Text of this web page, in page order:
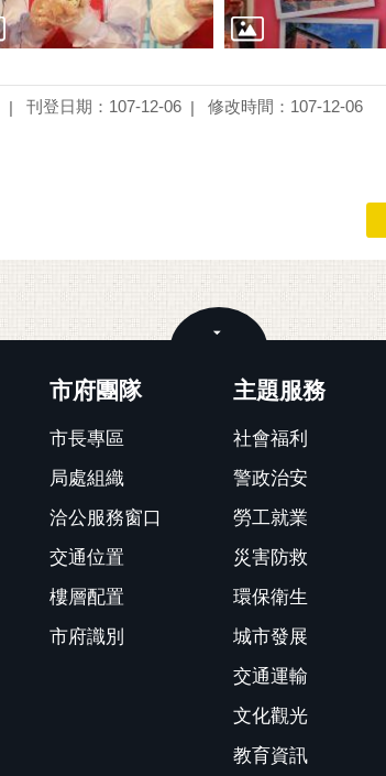
刊登日期：107-12-06 修改時間：107-12-06
市府團隊
市長專區
局處組織
洽公服務窗口
交通位置
樓層配置
市府識別
主題服務
社會福利
警政治安
勞工就業
災害防救
環保衛生
城市發展
交通運輸
文化觀光
教育資訊